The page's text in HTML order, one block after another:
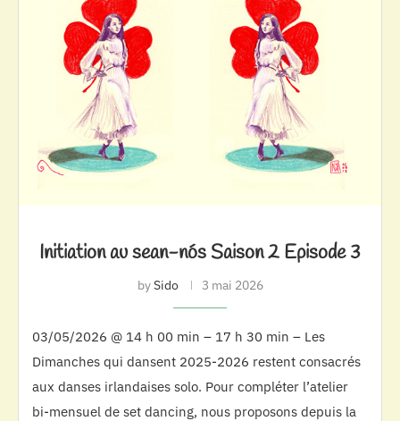
Initiation au sean-nós Saison 2 Episode 3
bySido 3 mai 2026
03/05/2026 @ 14 h 00 min – 17 h 30 min – Les
Dimanches qui dansent 2025-2026 restent consacrés
aux danses irlandaises solo. Pour compléter l’atelier
bi-mensuel de set dancing, nous proposons depuis la